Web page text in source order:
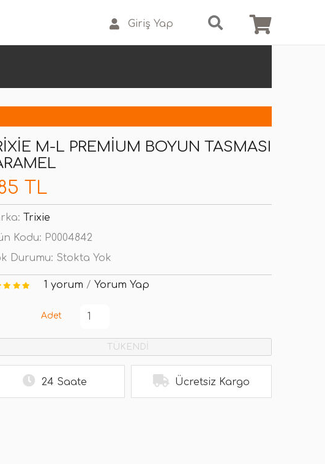
Giriş Yap
M-L PREMIUM BOYUN TASMASI
TL
Trixie
Kodu: P0004842
Durumu: Stokta Yok
1 yorum / Yorum Yap
Adet
TÜKENDİ
24 Saate Ücretsiz Kargo